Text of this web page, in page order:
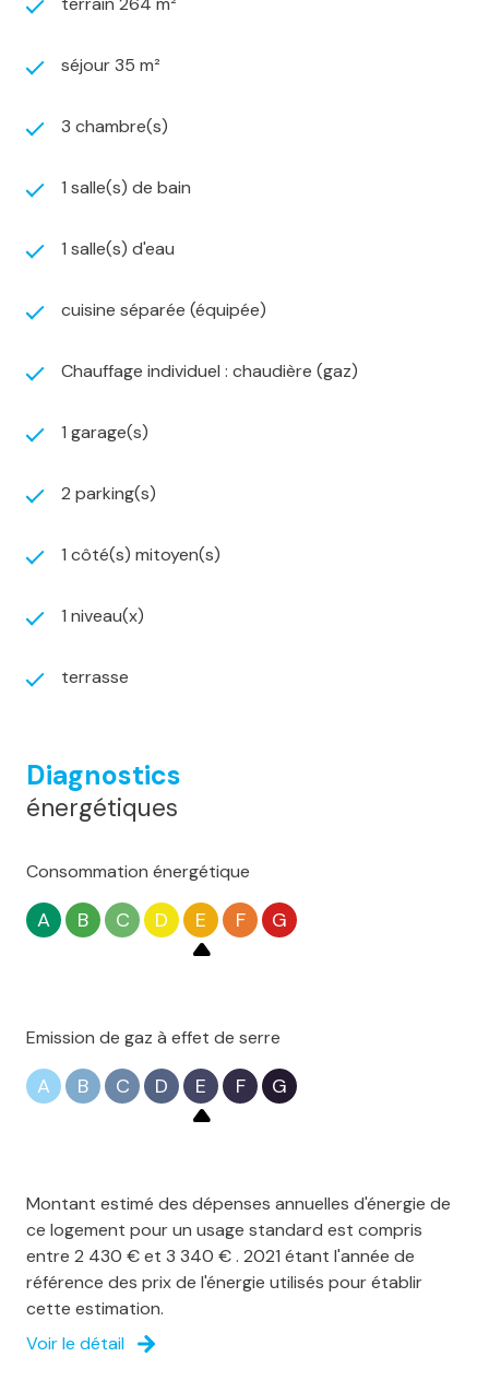
séjour 35 m²
3 chambre(s)
1 salle(s) de bain
1 salle(s) d'eau
cuisine séparée (équipée)
Chauffage individuel : chaudière (gaz)
1 garage(s)
2 parking(s)
1 côté(s) mitoyen(s)
1 niveau(x)
terrasse
Diagnostics
énergétiques
Consommation énergétique
A B C D E F G
Emission de gaz à effet de serre
A B C D E F G
Montant estimé des dépenses annuelles d'énergie de
ce logement pour un usage standard est compris
entre 2 430 € et 3 340 € . 2021 étant l'année de
référence des prix de l'énergie utilisés pour établir
cette estimation.
Voir le détail